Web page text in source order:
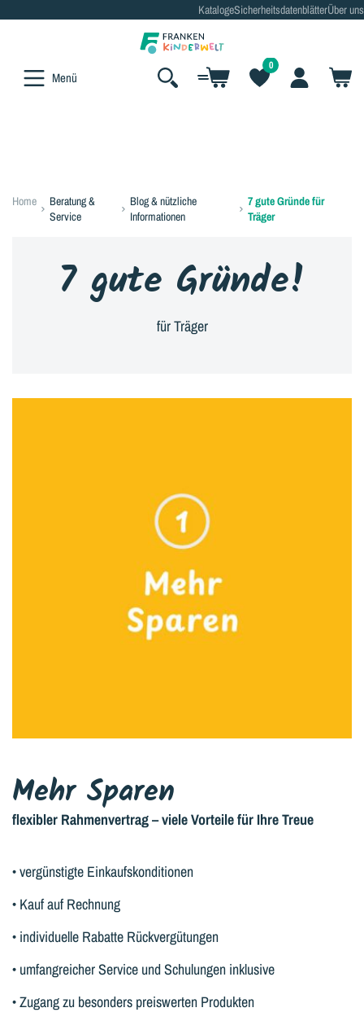
springen KatalogeSicherheitsdatenblätterÜber uns
Menü
0
Home
Beratung &
Service
Blog & nützliche
Informationen
7 gute Gründe für
Träger
7 gute Gründe!
für Träger
Mehr Sparen
flexibler Rahmenvertrag – viele Vorteile für Ihre Treue
• vergünstigte Einkaufskonditionen
• Kauf auf Rechnung
• individuelle Rabatte Rückvergütungen
• umfangreicher Service und Schulungen inklusive
• Zugang zu besonders preiswerten Produkten